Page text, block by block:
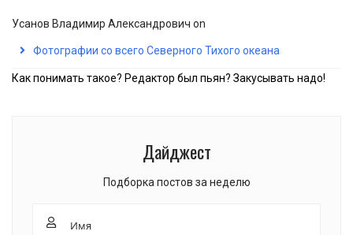
Усанов Владимир Александрович on
Фотографии со всего Северного Тихого океана
Как понимать такое? Редактор был пьян? Закусывать надо!
Дайджест
Подборка постов за неделю